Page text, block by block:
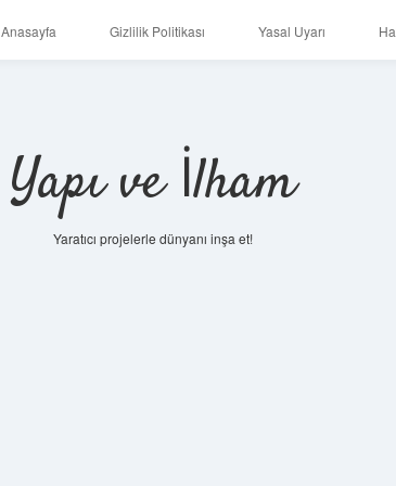
Anasayfa Gizlilik Politikası Yasal Uyarı
Yapı ve İlham
Yaratıcı projelerle dünyanı inşa et!